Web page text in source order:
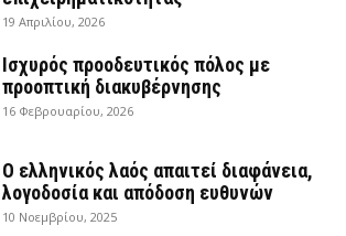
19 Απριλίου, 2026
Ισχυρός προοδευτικός πόλος με
προοπτική διακυβέρνησης
16 Φεβρουαρίου, 2026
Ο ελληνικός λαός απαιτεί διαφάνεια,
λογοδοσία και απόδοση ευθυνών
10 Νοεμβρίου, 2025